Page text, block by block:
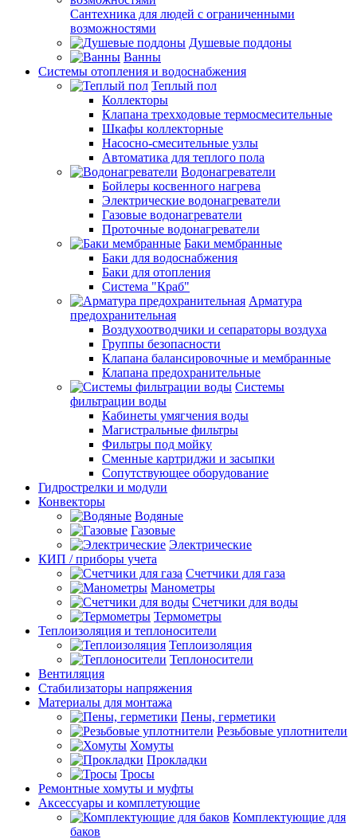
Сантехника для людей с ограниченными
возможностями
Душевые поддоны
Ванны
Системы отопления и водоснабжения
Теплый пол
Коллекторы
Клапана трехходовые термосмесительные
Шкафы коллекторные
Насосно-смесительные узлы
Автоматика для теплого пола
Водонагреватели
Бойлеры косвенного нагрева
Электрические водонагреватели
Газовые водонагреватели
Проточные водонагреватели
Баки мембранные
Баки для водоснабжения
Баки для отопления
Система "Краб"
Арматура
предохранительная
Воздухоотводчики и сепараторы воздуха
Группы безопасности
Клапана балансировочные и мембранные
Клапана предохранительные
Системы
фильтрации воды
Кабинеты умягчения воды
Магистральные фильтры
Фильтры под мойку
Сменные картриджи и засыпки
Сопутствующее оборудование
Гидрострелки и модули
Конвекторы
Водяные
Газовые
Электрические
КИП / приборы учета
Счетчики для газа
Манометры
Счетчики для воды
Термометры
Теплоизоляция и теплоносители
Теплоизоляция
Теплоносители
Вентиляция
Стабилизаторы напряжения
Материалы для монтажа
Пены, герметики
Резьбовые уплотнители
Хомуты
Прокладки
Тросы
Ремонтные хомуты и муфты
Аксессуары и комплетующие
Комплектующие для
баков